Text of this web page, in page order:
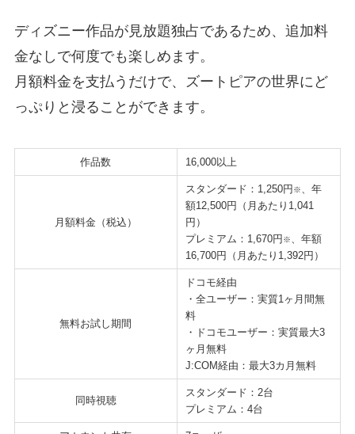
ディズニー作品が見放題独占であるため、追加料
金なしで何度でも楽しめます。
月額料金を支払うだけで、ズートピアの世界にど
っぷりと浸ることができます。
作品数 16,000以上
月額料金（税込）
スタンダード：1,250円 ※
、年
額12,500円（月あたり1,041
円）
プレミアム：1,670円 ※
、年額
16,700円（月あたり1,392円）
無料お試し期間
ドコモ経由
・全ユーザー：実質1ヶ月間無
料
・ドコモユーザー：実質最大3
ヶ月無料
J:COM経由：最大3カ月無料
同時視聴
スタンダード：2台
プレミアム：4台